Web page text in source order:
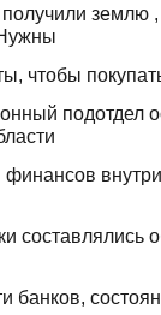
получили
чтобы
подотдел
финансов
составлялись
банков,